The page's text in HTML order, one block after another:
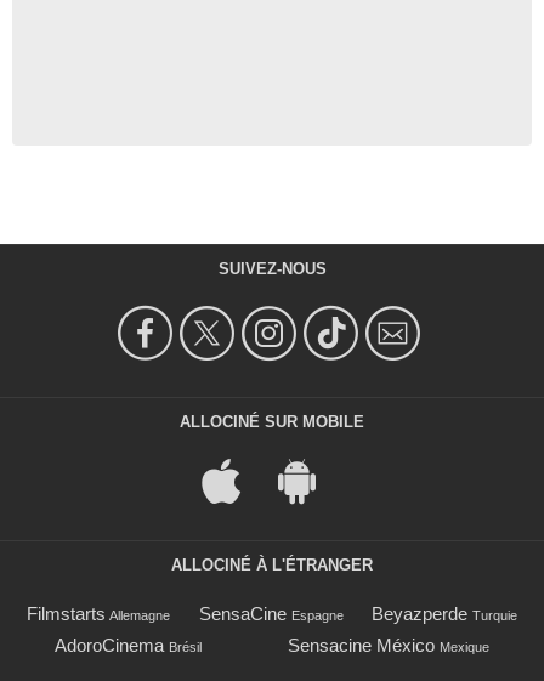
SUIVEZ-NOUS
ALLOCINÉ SUR MOBILE
ALLOCINÉ À L'ÉTRANGER
Filmstarts Allemagne SensaCine Espagne Beyazperde Turquie
AdoroCinema Brésil Sensacine México Mexique